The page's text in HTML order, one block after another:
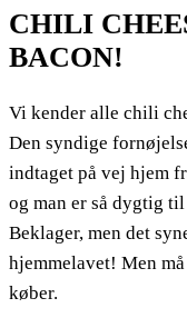
CHILI
BACON!
Vi kender alle chili
Den syndige
indtaget på vej hjem
og man er så dygtig
Beklager, men det
hjemmelavet! Men
køber.